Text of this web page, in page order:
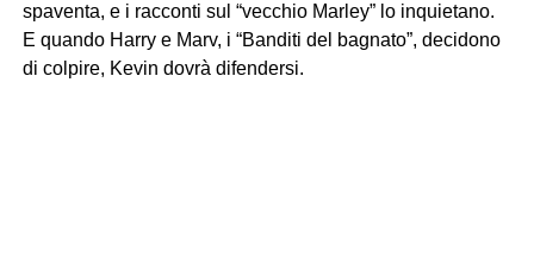
spaventa, e i racconti sul “vecchio Marley” lo inquietano.
E quando Harry e Marv, i “Banditi del bagnato”, decidono
di colpire, Kevin dovrà difendersi.